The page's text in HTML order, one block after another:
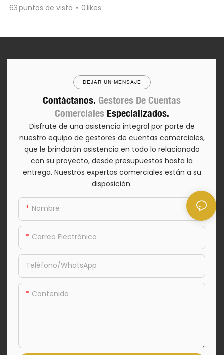
63puntos de vista 0likes
DEJAR UN MENSAJE
Contáctanos. Gestores De Cuentas
ComercialesEspecializados.
Disfrute de una asistencia integral por parte de
nuestro equipo de gestores de cuentas comerciales,
que le brindarán asistencia en todo lo relacionado
con su proyecto, desde presupuestos hasta la
entrega. Nuestros expertos comerciales están a su
disposición.
Nombre
Correo Electrónico
Teléfono/WhatsApp
Contenido